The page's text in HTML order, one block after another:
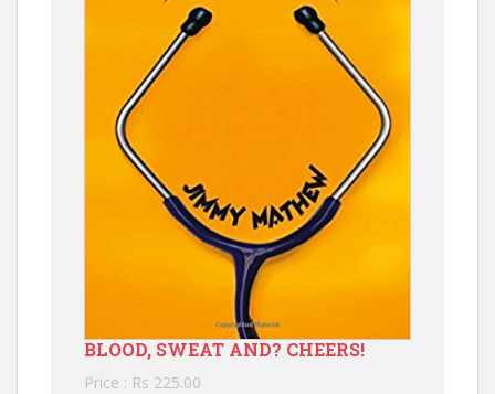
BLOOD, SWEAT AND? CHEERS!
Price : Rs 225.00